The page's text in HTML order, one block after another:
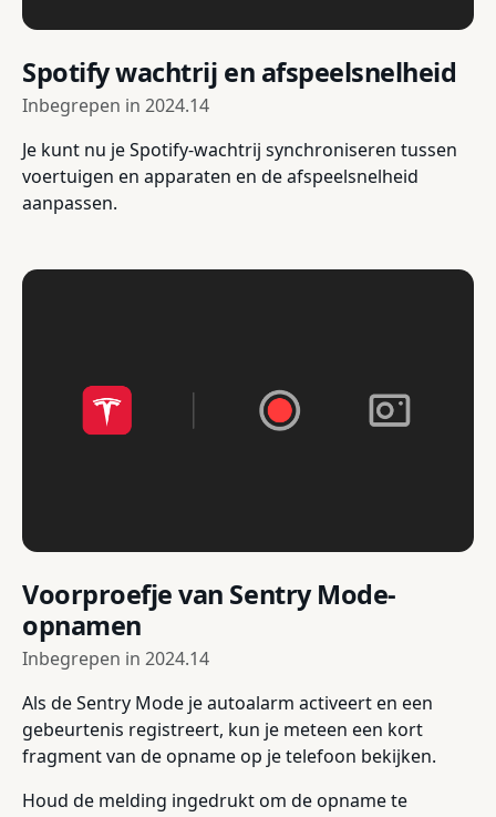
Spotify wachtrij en afspeelsnelheid
Inbegrepen in 2024.14
Je kunt nu je Spotify-wachtrij synchroniseren tussen
voertuigen en apparaten en de afspeelsnelheid
aanpassen.
Voorproefje van Sentry Mode-
opnamen
Inbegrepen in 2024.14
Als de Sentry Mode je autoalarm activeert en een
gebeurtenis registreert, kun je meteen een kort
fragment van de opname op je telefoon bekijken.
Houd de melding ingedrukt om de opname te